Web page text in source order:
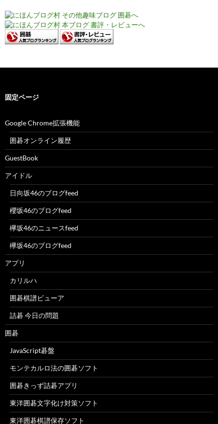
固定ページ
Google Chrome拡張機能
囲碁オンライン履歴
GuestBook
アイドル
日向坂46のブログfeed
櫻坂46のブログfeed
欅坂46のニュースfeed
欅坂46のブログfeed
アプリ
カリルハ
囲碁棋譜ビューア
詰碁 今日の問題
囲碁
JavaScript碁盤
モンテカルロ法の囲碁ソフト
囲碁きっず詰碁アプリ
東洋囲碁文字化け対策ソフト
東洋囲碁棋譜保存ソフト